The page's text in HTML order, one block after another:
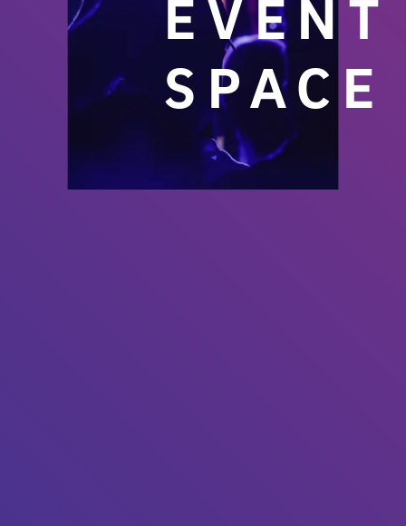
EVENT
SPACE